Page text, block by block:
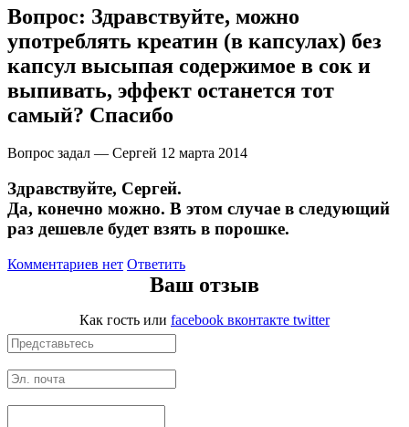
Щитовидная железа
Омега жиры
Суставы и связки
Коллаген
Протеин
Сывороточный протеин
Казеин
Многокомпонентный и яичный протеин
Вопрос: Здравствуйте, можно
употреблять креатин (в капсулах) без
капсул высыпая содержимое в сок и
выпивать, эффект останется тот
самый? Спасибо
Вопрос задал — Сергей 12 марта 2014
Здравствуйте, Сергей.
Да, конечно можно. В этом случае в следующий
раз дешевле будет взять в порошке.
Комментариев нет Ответить
Ваш отзыв
Как гость или facebook вконтакте twitter